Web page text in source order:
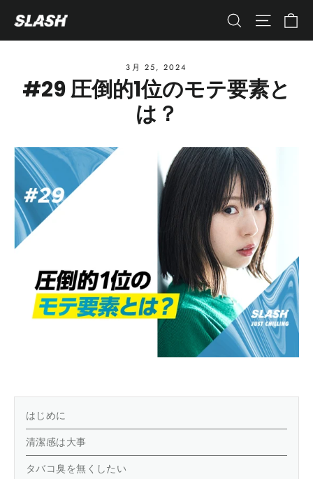
検索 ナビ
3月 25, 2024
#29 圧倒的1位のモテ要素と
は？
はじめに
清潔感は大事
タバコ臭を無くしたい